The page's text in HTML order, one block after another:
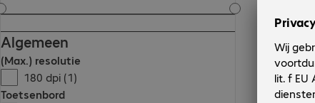
Algemeen
(Max.) resolutie
180 dpi (1)
Toetsenbord